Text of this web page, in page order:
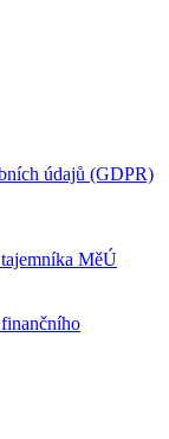
údajů (GDPR)
MěÚ